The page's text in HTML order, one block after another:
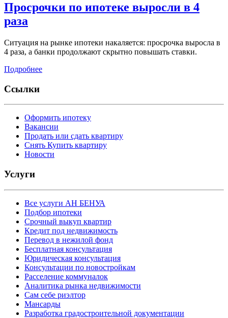
Просрочки по ипотеке выросли в 4
раза
Ситуация на рынке ипотеки накаляется: просрочка выросла в
4 раза, а банки продолжают скрытно повышать ставки.
Подробнее
Ссылки
Оформить ипотеку
Вакансии
Продать или сдать квартиру
Снять Купить квартиру
Новости
Услуги
Все услуги АН БЕНУА
Подбор ипотеки
Срочный выкуп квартир
Кредит под недвижимость
Перевод в нежилой фонд
Бесплатная консультация
Юридическая консультация
Консультации по новостройкам
Расселение коммуналок
Аналитика рынка недвижимости
Сам себе риэлтор
Мансарды
Разработка градостроительной документации